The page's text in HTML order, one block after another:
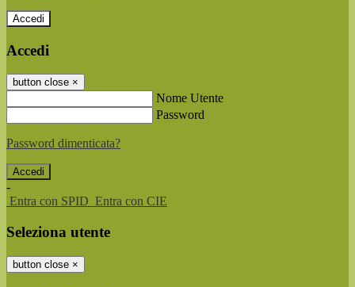
Accedi
Accedi
button close ×
Nome Utente
Password
Password dimenticata?
-
Entra con SPID Entra con CIE
Seleziona utente
button close ×